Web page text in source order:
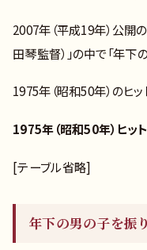
2007年（平成19年）公
田琴監督）」の中で「年下
1975年（昭和50年）のヒ
1975年（昭和50年）ヒッ
[テーブル省略]
年下の男の子を振